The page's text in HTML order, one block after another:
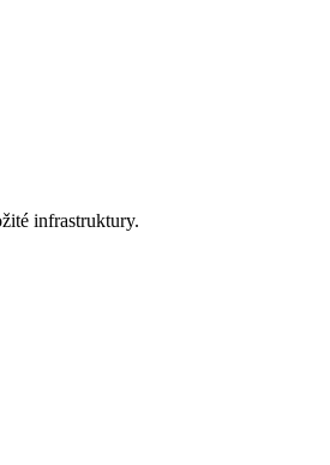
infrastruktury.